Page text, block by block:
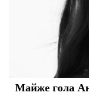
Майже гола